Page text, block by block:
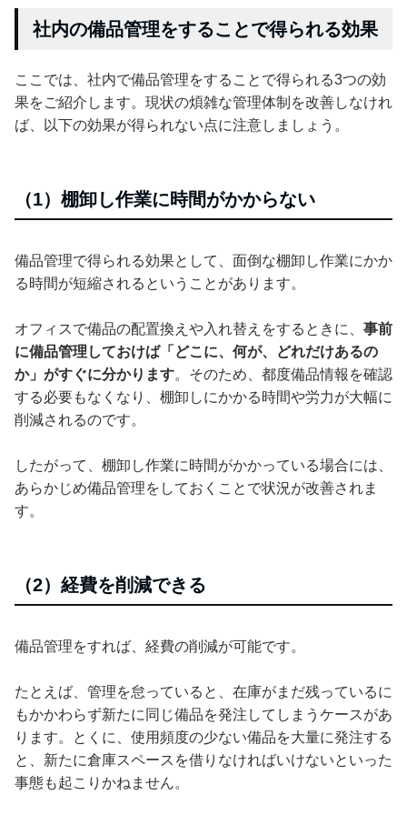
社内の備品管理をすることで得られる効果
ここでは、社内で備品管理をすることで得られる3つの効
果をご紹介します。現状の煩雑な管理体制を改善しなけれ
ば、以下の効果が得られない点に注意しましょう。
（1）棚卸し作業に時間がかからない
備品管理で得られる効果として、面倒な棚卸し作業にかか
る時間が短縮されるということがあります。
オフィスで備品の配置換えや入れ替えをするときに、 事前
に備品管理しておけば「どこに、何が、どれだけあるの
か」がすぐに分かります。そのため、都度備品情報を確認
する必要もなくなり、棚卸しにかかる時間や労力が大幅に
削減されるのです。
したがって、棚卸し作業に時間がかかっている場合には、
あらかじめ備品管理をしておくことで状況が改善されま
す。
（2）経費を削減できる
備品管理をすれば、経費の削減が可能です。
たとえば、管理を怠っていると、在庫がまだ残っているに
もかかわらず新たに同じ備品を発注してしまうケースがあ
ります。とくに、使用頻度の少ない備品を大量に発注する
と、新たに倉庫スペースを借りなければいけないといった
事態も起こりかねません。